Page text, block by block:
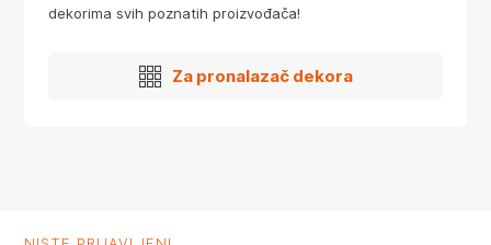
dekorima svih poznatih proizvođača!
Za pronalazač dekora